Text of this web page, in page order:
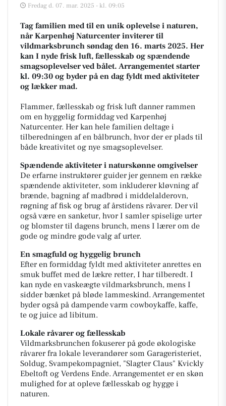
Fredag d. 07. mar. 2025 - kl. 09:05
Tag familien med til en unik oplevelse i naturen,
når Karpenhøj Naturcenter inviterer til
vildmarksbrunch søndag den 16. marts 2025. Her
kan I nyde frisk luft, fællesskab og spændende
smagsoplevelser ved bålet. Arrangementet starter
kl. 09:30 og byder på en dag fyldt med aktiviteter
og lækker mad.
Flammer, fællesskab og frisk luft danner rammen
om en hyggelig formiddag ved Karpenhøj
Naturcenter. Her kan hele familien deltage i
tilberedningen af en bålbrunch, hvor der er plads til
både kreativitet og nye smagsoplevelser.
Spændende aktiviteter i naturskønne omgivelser
De erfarne instruktører guider jer gennem en række
spændende aktiviteter, som inkluderer kløvning af
brænde, bagning af madbrød i middelalderovn,
røgning af fisk og brug af årstidens råvarer. Der vil
også være en sanketur, hvor I samler spiselige urter
og blomster til dagens brunch, mens I lærer om de
gode og mindre gode valg af urter.
En smagfuld og hyggelig brunch
Efter en formiddag fyldt med aktiviteter anrettes en
smuk buffet med de lækre retter, I har tilberedt. I
kan nyde en vaskeægte vildmarksbrunch, mens I
sidder bænket på bløde lammeskind. Arrangementet
byder også på dampende varm cowboykaffe, kaffe,
te og juice ad libitum.
Lokale råvarer og fællesskab
Vildmarksbrunchen fokuserer på gode økologiske
råvarer fra lokale leverandører som Garageristeriet,
Soldug, Svampekompagniet, "Slagter Claus" Kvickly
Ebeltoft og Verdens Ende. Arrangementet er en skøn
mulighed for at opleve fællesskab og hygge i
naturen.